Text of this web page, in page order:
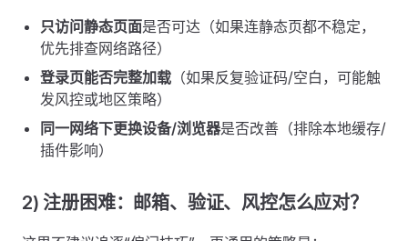
只访问静态页面是否可达（如果连静态页都不稳定，
优先排查网络路径）
登录页能否完整加载 （如果反复验证码/空白，可能触
发风控或地区策略）
同一网络下更换设备/浏览器是否改善（排除本地缓存/
插件影响）
2) 注册困难：邮箱、验证、风控怎么应对？